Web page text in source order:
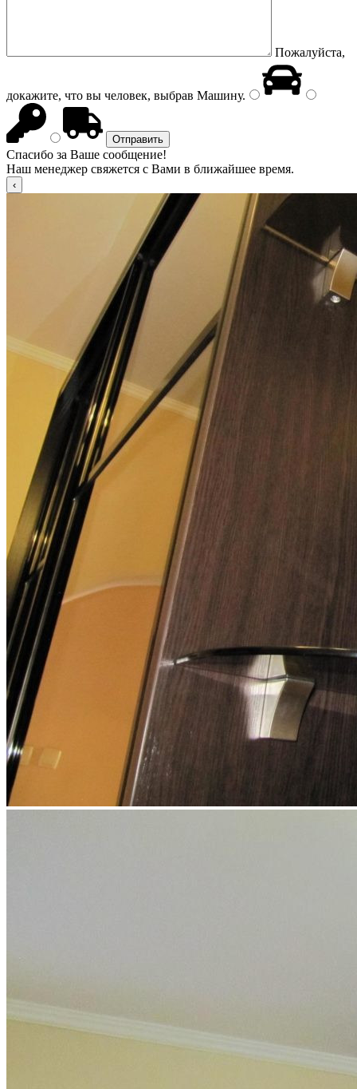
Пожалуйста,
докажите, что вы человек, выбрав Машину.
Спасибо за Ваше сообщение!
Наш менеджер свяжется с Вами в ближайшее время.